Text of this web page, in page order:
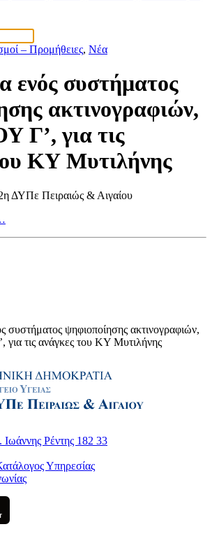
– Προμήθειες, Νέα
ενός συστήματος
ακτινογραφιών,
Γ’, για τις
ΚΥ Μυτιλήνης
ΔΥΠε Πειραιώς & Αιγαίου
συστήματος ψηφιοποίησης ακτινογραφιών,
τις ανάγκες του ΚΥ Μυτιλήνης
Ρέντης 182 33
Υπηρεσίας